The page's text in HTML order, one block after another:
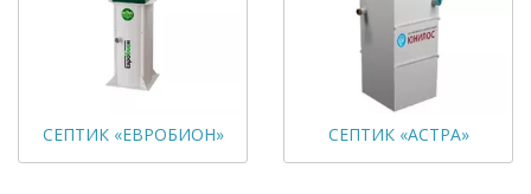
СЕПТИК «ЕВРОБИОН» СЕПТИК «АСТРА»